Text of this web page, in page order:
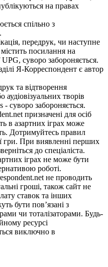
на правах
спільно з
передрук, чи наступне
посилання на
суворо забороняється.
Я-Корреспондент є автор
та відтворення
аудіовізуальних творів
суворо забороняється.
призначені для осіб
в азартних іграх може
Дотримуйтесь правил
гри. При виявленні перших
до спеціаліста.
іграх не може бути
роботі.
не проводить
гроші, також сайт не
ставок та інших
бути пов’язані з
чи тоталізаторами. Будь-
ресурсі
виключно в